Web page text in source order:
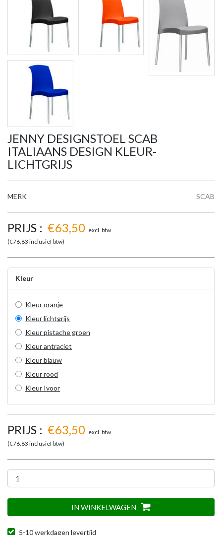
JENNY DESIGNSTOEL SCAB
ITALIAANS DESIGN KLEUR-
LICHTGRIJS
MERK SCAB
PRIJS : €63,50 excl. btw
(€76,83 inclusief btw)
Kleur
Kleur oranje
Kleur lichtgrijs
Kleur pistache groen
Kleur antraciet
Kleur blauw
Kleur rood
Kleur Ivoor
PRIJS : €63,50 excl. btw
(€76,83 inclusief btw)
IN WINKELWAGEN
5-10 werkdagen levertijd